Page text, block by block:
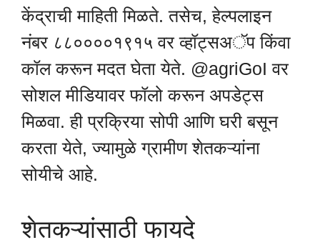
केंद्राची माहिती मिळते. तसेच, हेल्पलाइन
नंबर ८८००००१९१५ वर व्हॉट्सअॅप किंवा
कॉल करून मदत घेता येते. @agriGoI वर
सोशल मीडियावर फॉलो करून अपडेट्स
मिळवा. ही प्रक्रिया सोपी आणि घरी बसून
करता येते, ज्यामुळे ग्रामीण शेतकऱ्यांना
सोयीचे आहे.
शेतकऱ्यांसाठी फायदे